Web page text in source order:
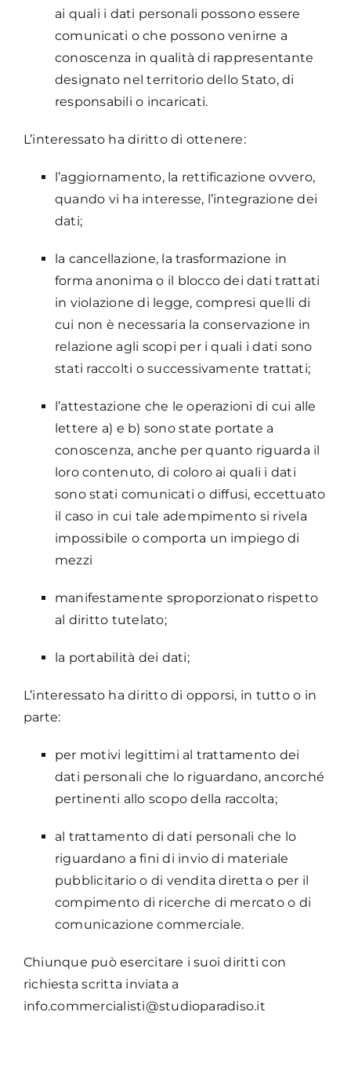
ai quali i dati personali possono essere
comunicati o che possono venirne a
conoscenza in qualità di rappresentante
designato nel territorio dello Stato, di
responsabili o incaricati.
L’interessato ha diritto di ottenere:
l’aggiornamento, la rettificazione ovvero,
quando vi ha interesse, l’integrazione dei
dati;
la cancellazione, la trasformazione in
forma anonima o il blocco dei dati trattati
in violazione di legge, compresi quelli di
cui non è necessaria la conservazione in
relazione agli scopi per i quali i dati sono
stati raccolti o successivamente trattati;
l’attestazione che le operazioni di cui alle
lettere a) e b) sono state portate a
conoscenza, anche per quanto riguarda il
loro contenuto, di coloro ai quali i dati
sono stati comunicati o diffusi, eccettuato
il caso in cui tale adempimento si rivela
impossibile o comporta un impiego di
mezzi
manifestamente sproporzionato rispetto
al diritto tutelato;
la portabilità dei dati;
L’interessato ha diritto di opporsi, in tutto o in
parte:
per motivi legittimi al trattamento dei
dati personali che lo riguardano, ancorché
pertinenti allo scopo della raccolta;
al trattamento di dati personali che lo
riguardano a fini di invio di materiale
pubblicitario o di vendita diretta o per il
compimento di ricerche di mercato o di
comunicazione commerciale.
Chiunque può esercitare i suoi diritti con
richiesta scritta inviata a
info.commercialisti@studioparadiso.it